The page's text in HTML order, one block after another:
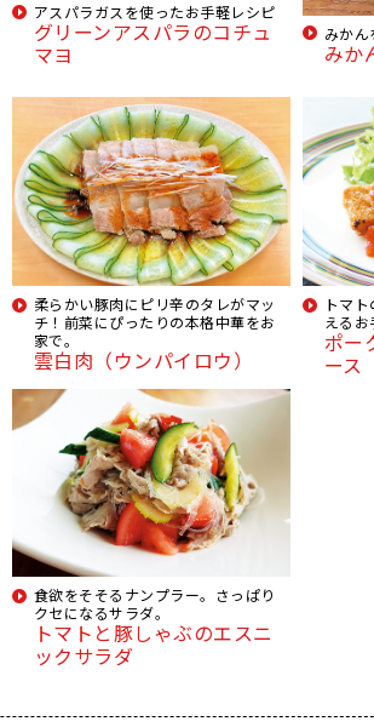
アスパラガスを使ったお手軽レシピ
グリーンアスパラのコチュ
マヨ
みか
みか
柔らかい豚肉にピリ辛のタレがマッ
チ！前菜にぴったりの本格中華をお
家で。
雲白肉（ウンパイロウ）
トマ
えるお
ポー
ース
食欲をそそるナンプラー。さっぱり
クセになるサラダ。
トマトと豚しゃぶのエスニ
ックサラダ